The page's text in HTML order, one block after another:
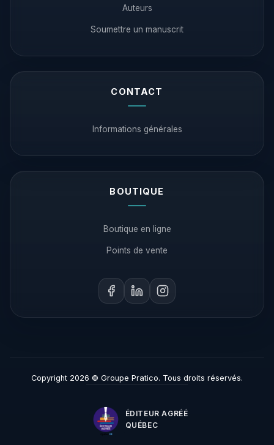
Auteurs
Soumettre un manuscrit
CONTACT
Informations générales
BOUTIQUE
Boutique en ligne
Points de vente
Copyright 2026 © Groupe Pratico. Tous droits réservés.
ÉDITEUR AGRÉÉ
QUÉBEC